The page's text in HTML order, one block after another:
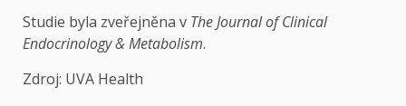
Studie byla zveřejněna v The Journal of Clinical
Endocrinology & Metabolism.
Zdroj: UVA Health